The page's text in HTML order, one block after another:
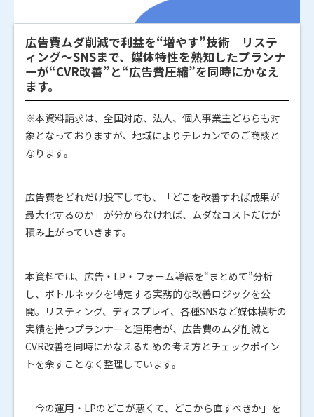
広告費ムダ削減で利益を“増やす”技術 リステ
ィング〜SNSまで、媒体特性を熟知したプランナ
ーが“CVR改善”と“広告費圧縮”を同時にかなえ
ます。
※本資料請求は、全国対応、法人、個人事業主どちらも対
象となっておりますが、地域によりテレカンでのご商談と
なります。
広告費をどれだけ投下しても、「どこを改善すれば成果が
最大化するのか」が分からなければ、ムダなコストだけが
積み上がっていきます。
本資料では、広告・LP・フォーム導線を“まとめて”分析
し、ボトルネックを特定する実務的な改善ロジックを公
開。リスティング、ディスプレイ、各種SNSなど媒体横断の
実績を持つプランナーと運用者が、広告費のムダ削減と
CVR改善を同時にかなえるための考え方とチェックポイン
トを余すことなく整理しています。
「今の運用・LPのどこが悪くて、どこから直すべきか」を